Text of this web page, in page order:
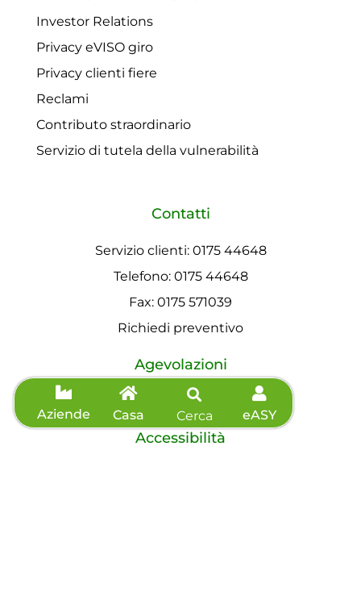
Aziende Casa Cerca eASY
Investor Relations
Privacy eVISO giro
Privacy clienti fiere
Reclami
Contributo straordinario
Servizio di tutela della vulnerabilità
Contatti
Servizio clienti: 0175 44648
Telefono: 0175 44648
Fax: 0175 571039
Richiedi preventivo
Agevolazioni
Informazioni sisma
Accessibilità